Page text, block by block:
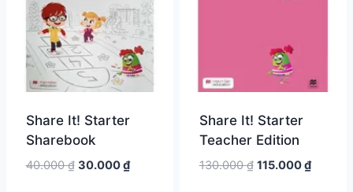
Share It! Starter
Sharebook
40.000₫ Giá
30.000₫Giá
Share It! Starter
Teacher Edition
130.000₫ Giá
115.000₫Giá